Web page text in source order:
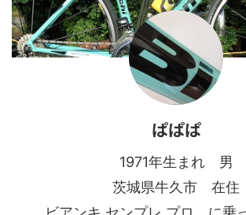
ぱぱぱ
1971年生まれ 男
茨城県牛久市 在住